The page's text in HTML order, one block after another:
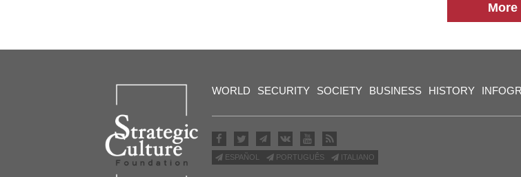
More
WORLD SECURITY SOCIETY BUSINESS HISTORY
ESPAÑOL PORTUGUÊS ITALIANO